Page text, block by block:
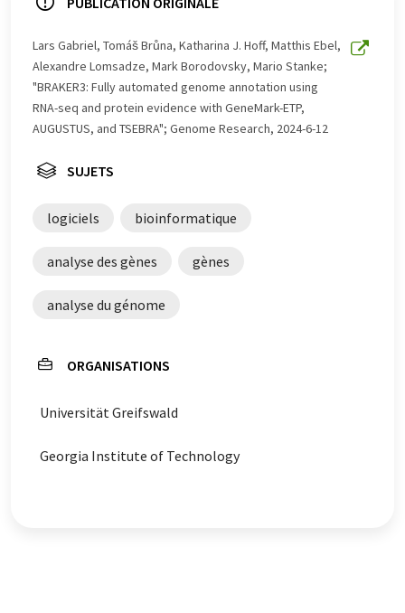
été traduit avec traduction automatique, il est possible
qu'il contienne des erreurs de vocabulaire, de syntaxe ou
de grammaire. L'article original dans Anglais peut être
trouvéici.
Lars Gabriel, Tomáš Brůna, Katharina J. Hoff, Matthis Ebel,
Alexandre Lomsadze, Mark Borodovsky, Mario Stanke;
"BRAKER3: Fully automated genome annotation using
RNA-seq and protein evidence with GeneMark-ETP,
AUGUSTUS, and TSEBRA"; Genome Research, 2024-6-12
SUJETS
logiciels bioinformatique
analyse des gènes gènes
analyse du génome
ORGANISATIONS
Universität Greifswald
Georgia Institute of Technology